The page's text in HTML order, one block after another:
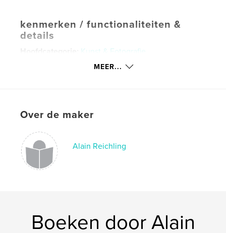
kenmerken / functionaliteiten &
details
Hoofdcategorie:
Kunst & Fotografie
Aanvullende categorieën België
Hardcover, ImageWrap: 9781715114305
Datum publiceren:
TaalFrench
Trefwoorden
MEER...
Over de maker
Alain Reichling
Boeken door Alain